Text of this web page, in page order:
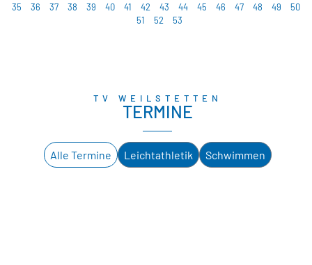
35
36 37 38 39 40 41 42 43 44 45 46 47 48 49
50
51
52 53
TV WEILSTETTEN
TERMINE
Leichtathletik Schwimmen
Alle Termine